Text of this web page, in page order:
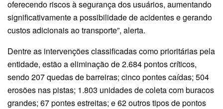
oferecendo riscos à segurança dos usuários, aumentando
significativamente a possibilidade de acidentes e gerando
custos adicionais ao transporte”, alerta.
Dentre as intervenções classificadas como prioritárias pela
entidade, estão a eliminação de 2.684 pontos críticos,
sendo 207 quedas de barreiras; cinco pontes caídas; 504
erosões nas pistas; 1.803 unidades de coleta com buracos
grandes; 67 pontes estreitas; e 62 outros tipos de pontos